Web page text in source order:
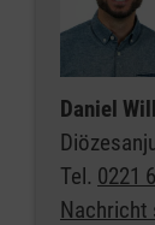
Daniel
Tel. 0221
Nachricht